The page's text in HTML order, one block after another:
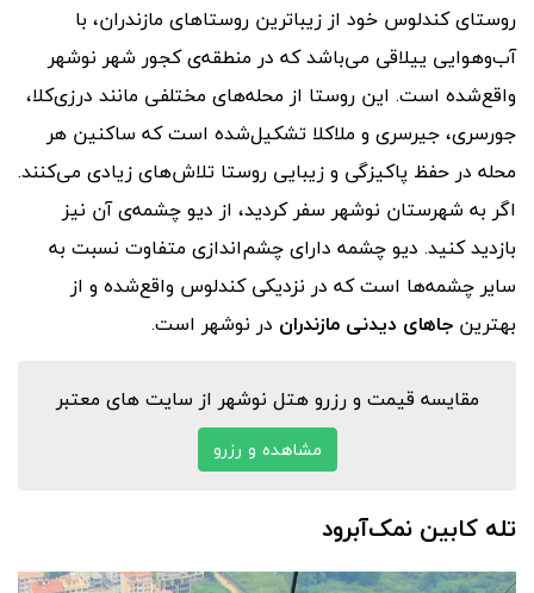
روستای کندلوس خود از زیباترین روستاهای مازندران، با
آب‌وهوایی ییلاقی می‌باشد که در منطقه‌ی کجور شهر نوشهر
واقع‌شده است. این روستا از محله‌های مختلفی مانند درزی‌کلا،
جورسری، جیرسری و ملاکلا تشکیل‌شده است که ساکنین هر
محله در حفظ پاکیزگی و زیبایی روستا تلاش‌های زیادی می‌کنند.
اگر به شهرستان نوشهر سفر کردید، از دیو چشمه‌ی آن نیز
بازدید کنید. دیو چشمه دارای چشم‌اندازی متفاوت نسبت به
سایر چشمه‌ها است که در نزدیکی کندلوس واقع‌شده و از
بهترین جاهای دیدنی مازندران در نوشهر است.
مقایسه قیمت و رزرو هتل نوشهر از سایت های معتبر
مشاهده و رزرو
تله کابین نمک‌آبرود